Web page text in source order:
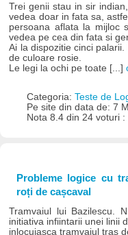
Trei genii stau in sir
vedea doar in fata sa,
persoana aflata la mijloc
vedea pe cea din fata si
Ai la dispozitie cinci
de culoare rosie.
Le legi la ochi pe toate [...]
Categoria: Teste de
Pe site din data de: 7
Nota 8.4 din 24 voturi :
Probleme logice cu
roți de cașcaval
Tramvaiul lui Bazilescu.
initiativa infiintarii unei linii
inlocuiasca tramvaiul tras